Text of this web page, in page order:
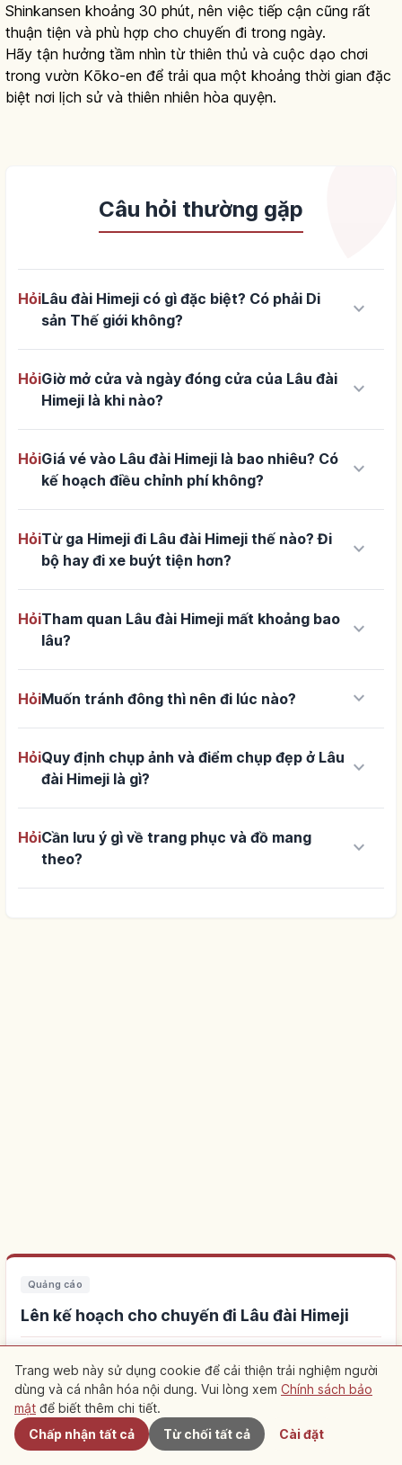
Shinkansen khoảng 30 phút, nên việc tiếp cận cũng rất
thuận tiện và phù hợp cho chuyến đi trong ngày.
Hãy tận hưởng tầm nhìn từ thiên thủ và cuộc dạo chơi
trong vườn Kōko-en để trải qua một khoảng thời gian đặc
biệt nơi lịch sử và thiên nhiên hòa quyện.
Câu hỏi thường gặp
HỏiLâu đài Himeji có gì đặc biệt? Có phải Di
sản Thế giới không?
keyboard_arrow_down
HỏiGiờ mở cửa và ngày đóng cửa của Lâu đài
Himeji là khi nào?
keyboard_arrow_down
HỏiGiá vé vào Lâu đài Himeji là bao nhiêu? Có
kế hoạch điều chỉnh phí không?
keyboard_arrow_down
HỏiTừ ga Himeji đi Lâu đài Himeji thế nào? Đi
bộ hay đi xe buýt tiện hơn?
keyboard_arrow_down
HỏiTham quan Lâu đài Himeji mất khoảng bao
lâu?
keyboard_arrow_down
HỏiMuốn tránh đông thì nên đi lúc nào? keyboard_arrow_down
HỏiQuy định chụp ảnh và điểm chụp đẹp ở Lâu
đài Himeji là gì?
keyboard_arrow_down
HỏiCần lưu ý gì về trang phục và đồ mang
theo?
keyboard_arrow_down
Quảng cáo
Lên kế hoạch cho chuyến đi Lâu đài Himeji
trải nghiệm địa phương.
Tìm chỗ ở gần Lâu đài Himeji
Gần đây
Trang web này sử dụng cookie để cải thiện trải nghiệm người
dùng và cá nhân hóa nội dung. Vui lòng xem Chính sách bảo
mật để biết thêm chi tiết.
Chấp nhận tất cả
Từ chối tất cả Cài đặt